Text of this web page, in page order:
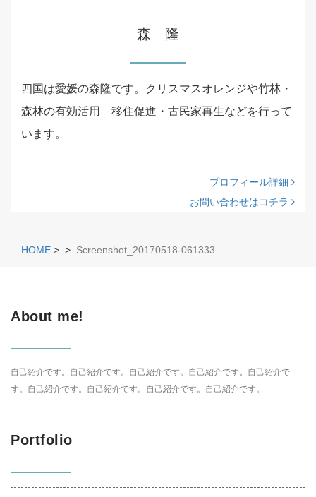
森 隆
四国は愛媛の森隆です。クリスマスオレンジや竹林・
森林の有効活用 移住促進・古民家再生などを行って
います。
プロフィール詳細
お問い合わせはコチラ
HOME > > Screenshot_20170518-061333
About me!
自己紹介です。自己紹介です。自己紹介です。自己紹介です。自己紹介で
す。自己紹介です。自己紹介です。自己紹介です。自己紹介です。
Portfolio